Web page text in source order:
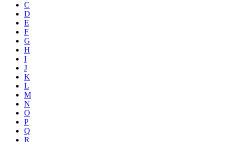
C
D
E
F
G
H
I
J
K
L
M
N
O
P
Q
R